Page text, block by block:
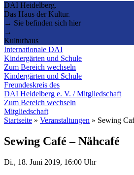
DAI Heidelberg.
Das Haus der Kultur.
→ Sie befinden sich hier
→
Kulturhaus
Internationale DAI
Kindergärten und Schule
Zum Bereich wechseln
Kindergärten und Schule
Freundeskreis des
DAI Heidelberg e. V. / Mitgliedschaft
Zum Bereich wechseln
Mitgliedschaft
Startseite » Veranstaltungen » Sewing
Sewing Café – Nähcafé
Di., 18. Juni 2019, 16:00 Uhr